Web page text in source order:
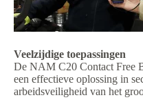
Veelzijdige toepassingen
De NAM C20 Contact Free
een effectieve oplossing in
arbeidsveiligheid van het